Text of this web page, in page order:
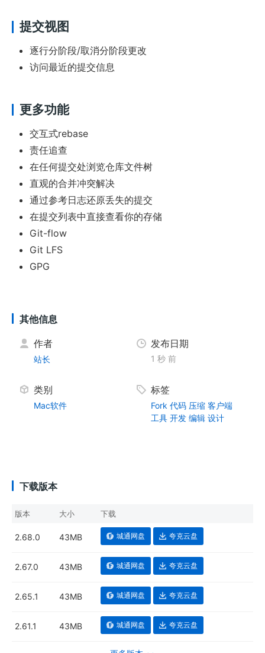
提交视图
逐行分阶段/取消分阶段更改
访问最近的提交信息
更多功能
交互式rebase
责任追查
在任何提交处浏览仓库文件树
直观的合并冲突解决
通过参考日志还原丢失的提交
在提交列表中直接查看你的存储
Git-flow
Git LFS
GPG
其他信息
作者
站长
发布日期
1 秒 前
类别
Mac软件
标签
Fork 代码 压缩 客户端
工具 开发 编辑 设计
下载版本
版本 大小 下载
2.68.0 43MB 城通网盘 夸克云盘
2.67.0 43MB 城通网盘 夸克云盘
2.65.1 43MB 城通网盘 夸克云盘
2.61.1 43MB 城通网盘 夸克云盘